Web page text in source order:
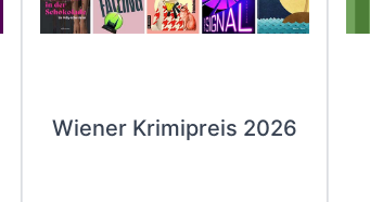
Wiener Krimipreis 2026